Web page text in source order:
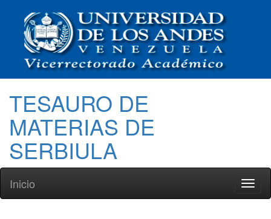
TESAURO DE
MATERIAS DE
SERBIULA
Inicio